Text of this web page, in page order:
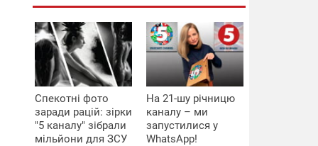
Спекотні фото
заради рацій: зірки
"5 каналу" зібрали
мільйони для ЗСУ
На 21-шу річницю
каналу – ми
запустилися у
WhatsApp!